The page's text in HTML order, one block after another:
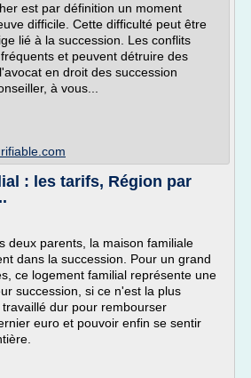
est par définition un moment
difficile. Cette difficulté peut être
lié à la succession. Les conflits
et peuvent détruire des
en droit des succession
à vous...
: les tarifs, Région par
deux parents, la maison familiale
dans la succession. Pour un grand
ce logement familial représente une
succession, si ce n'est la plus
dur pour rembourser
euro et pouvoir enfin se sentir